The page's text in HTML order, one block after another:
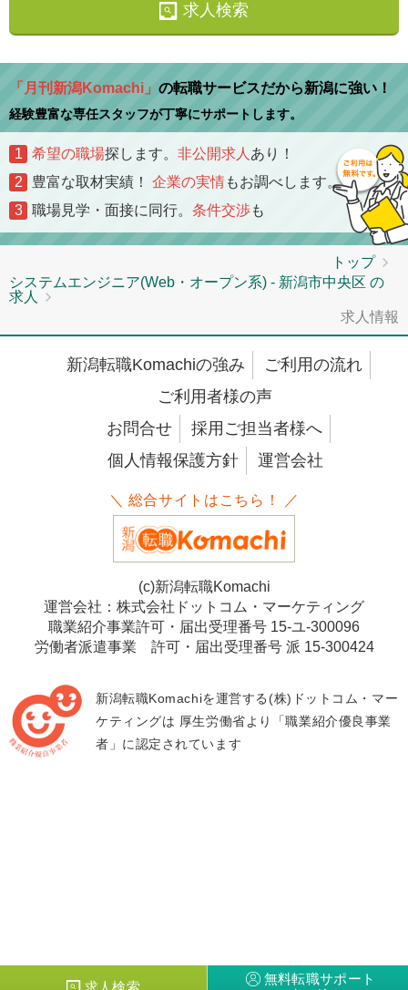
求人検索
「月刊新潟Komachi」 の転職サービスだから新潟に強い！
経験豊富な専任スタッフが丁寧にサポートします。
1 希望の職場探します。 非公開求人 あり！
2
豊富な取材実績！ 企業の実情もお調べします。
3
職場見学・面接に同行。 条件交渉も
トップ
システムエンジニア(Web・オープン系) - 新潟市中央区 の
求人
求人情報
新潟転職Komachiの強み
ご利用の流れ
ご利用者様の声
お問合せ
採用ご担当者様へ
個人情報保護方針
運営会社
＼ 総合サイトはこちら！ ／
(c)新潟転職Komachi
運営会社：株式会社ドットコム・マーケティング
職業紹介事業許可・届出受理番号 15-ユ-300096
労働者派遣事業 許可・届出受理番号 派 15-300424
新潟転職Komachiを運営する(株)ドットコム・マー
ケティングは 厚生労働省より「職業紹介優良事業
者」に認定されています
求人検索
無料転職サポート